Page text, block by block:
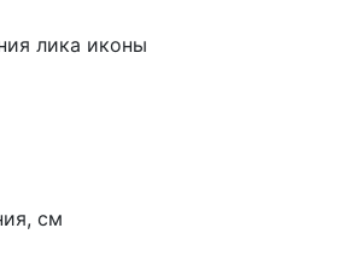
лика иконы
см